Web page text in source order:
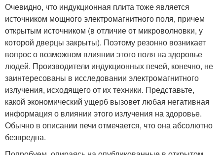
Очевидно, что индукционная плита тоже является
источником мощного электромагнитного поля, причем
открытым источником (в отличие от микроволновки, у
которой дверцы закрыты). Поэтому резонно возникает
вопрос о возможном влиянии этого поля на здоровье
людей. Производители индукционных печей, конечно, не
заинтересованы в исследовании электромагнитного
излучения, исходящего от их техники. Представьте,
какой экономический ущерб вызовет любая негативная
информация о влиянии этого излучения на здоровье.
Обычно в описании печи отмечается, что она абсолютно
безвредна.